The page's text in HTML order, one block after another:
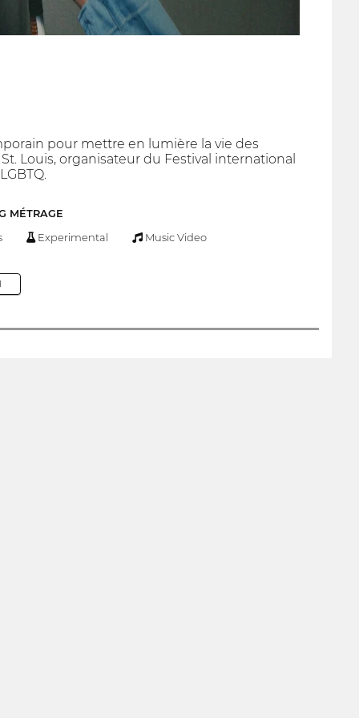
pour mettre en lumière la vie des
Louis, organisateur du Festival international
MÉTRAGE
Experimental Music Video